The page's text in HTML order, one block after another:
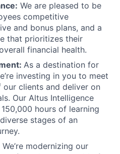
We are pleased to be
competitive
and bonus plans, and a
that prioritizes their
financial health.
As a destination for
investing in you to meet
clients and deliver on
Our Altus Intelligence
hours of learning
stages of an
We’re modernizing our